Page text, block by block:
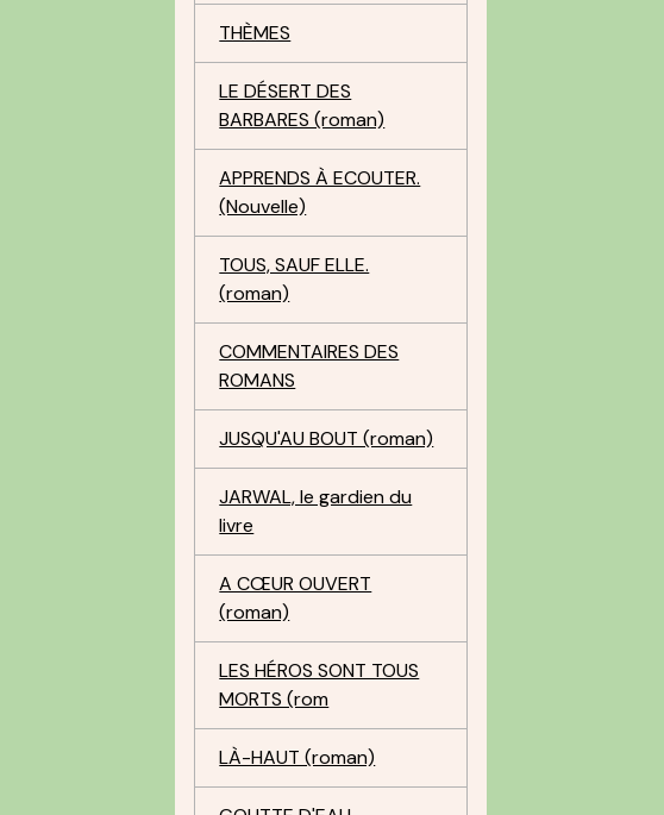
THÈMES
LE DÉSERT DES
BARBARES (roman)
APPRENDS À ECOUTER.
(Nouvelle)
TOUS, SAUF ELLE.
(roman)
COMMENTAIRES DES
ROMANS
JUSQU'AU BOUT (roman)
JARWAL, le gardien du
livre
A CŒUR OUVERT
(roman)
LES HÉROS SONT TOUS
MORTS (rom
LÀ-HAUT (roman)